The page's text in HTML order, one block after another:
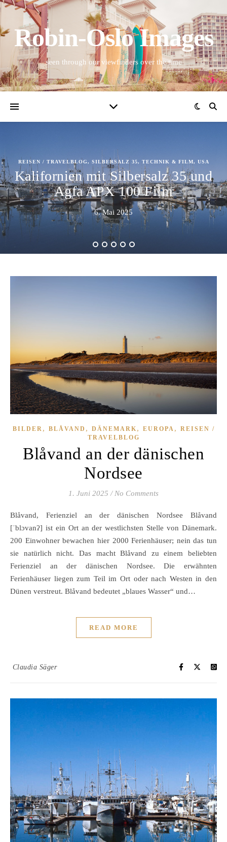
Robin-Oslo Images
seen through our viewfinders over the time
REISEN / TRAVELBLOG, SILBERSALZ 35, TECHNIK & FILM, USA
Kalifornien mit Silbersalz 35 und
Agfa APX 100 Film
6. Mai 2025
BILDER , BLÅVAND , DÄNEMARK , EUROPA ,
REISEN /
TRAVELBLOG
Blåvand an der dänischen
Nordsee
1. Juni 2025 / No Comments
Blåvand, Ferienziel an der dänischen Nordsee Blåvand
[ˈblɔvanʔ] ist ein Ort an der westlichsten Stelle von Dänemark.
200 Einwohner bewachen hier 2000 Ferienhäuser; nein das tun
sie natürlich nicht. Das macht Blåvand zu einem beliebten
Ferienziel an der dänischen Nordsee. Die erwähnten
Ferienhäuser liegen zum Teil im Ort oder nach Westen in den
Dünen verstreut. Blåvand bedeutet „blaues Wasser“ und…
READ MORE
Claudia Säger